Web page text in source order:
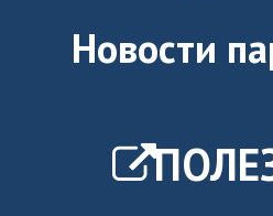
Новости